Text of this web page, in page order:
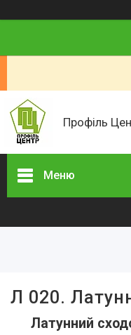
Профіль
Меню
шва (ПТШ)
Алюмінієвий
Прихованого
Л 020.
Латунний